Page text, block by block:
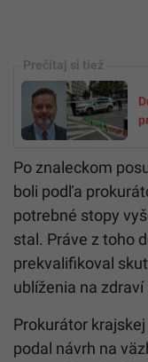
Po znaleckom
boli podľa
potrebné stopy
stal. Práve z toho
prekvalifikoval
ublíženia na
Prokurátor
podal návrh na